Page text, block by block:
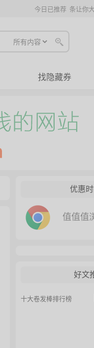
今日已推荐 条让你
找隐藏券
优惠
值值值
好文
十大卷发棒排行榜